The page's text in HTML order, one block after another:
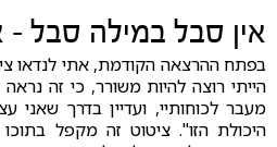
אין סבל במילה סבל -
בפתח ההרצאה הקודמת, אתי לנדאו
הייתי רוצה להיות משורר, כי זה
מעבר לכוחותיי, ועדיין בדרך שאני
היכולת הזו". ציטוט זה מקפל